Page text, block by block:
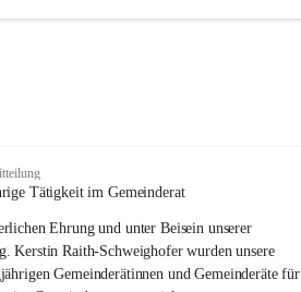
Tätigkeit im Gemeinderat
Ehrung und unter Beisein unserer
Kerstin Raith-Schweighofer wurden unsere
Gemeinderätinnen und Gemeinderäte für